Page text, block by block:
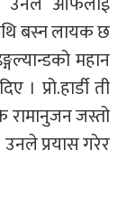
बस्न लायक छ
महान
। प्रो.हार्डी ती
रामानुजन जस्तो
उनले प्रयास गरेर